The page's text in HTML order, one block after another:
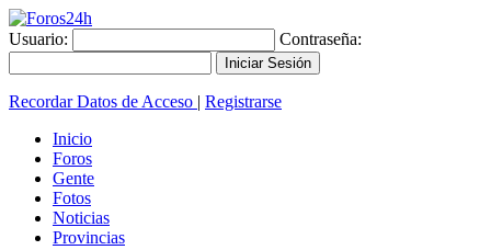
Usuario: Contraseña:
Recordar Datos de Acceso | Registrarse
Inicio
Foros
Gente
Fotos
Noticias
Provincias